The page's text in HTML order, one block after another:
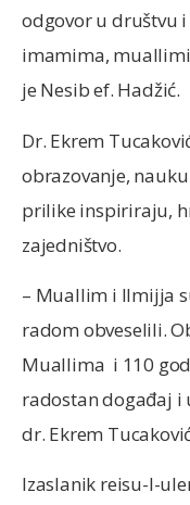
odgovor u društvu
imamima,
je Nesib ef. Hadžić.
Dr. Ekrem
obrazovanje,
prilike inspiriraju,
zajedništvo.
– Muallim i Ilmijja
radom obveselili.
Muallima i 110
radostan događaj i
dr. Ekrem
Izaslanik reisu-l-